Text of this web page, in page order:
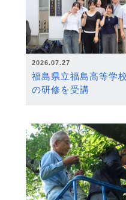
2026.07.27
福島県立福島高等学
の研修を受講